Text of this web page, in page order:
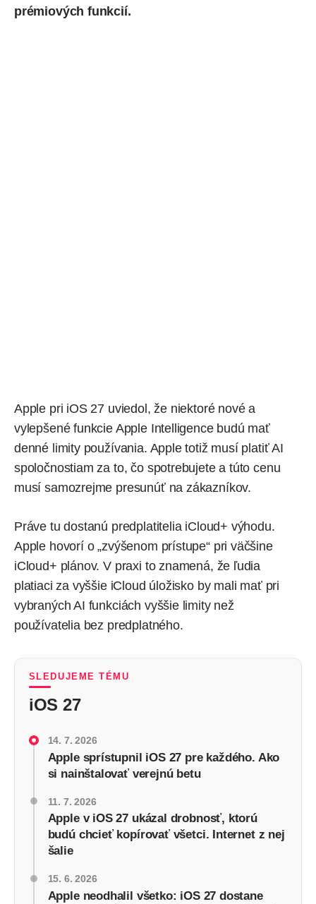
prémiových funkcií.
Apple pri iOS 27 uviedol, že niektoré nové a
vylepšené funkcie Apple Intelligence budú mať
denné limity používania. Apple totiž musí platiť AI
spoločnostiam za to, čo spotrebujete a túto cenu
musí samozrejme presunúť na zákazníkov.
Práve tu dostanú predplatitelia iCloud+ výhodu.
Apple hovorí o „zvýšenom prístupe“ pri väčšine
iCloud+ plánov. V praxi to znamená, že ľudia
platiaci za vyššie iCloud úložisko by mali mať pri
vybraných AI funkciách vyššie limity než
používatelia bez predplatného.
SLEDUJEME TÉMU
iOS 27
14. 7. 2026
Apple sprístupnil iOS 27 pre každého. Ako
si nainštalovať verejnú betu
11. 7. 2026
Apple v iOS 27 ukázal drobnosť, ktorú
budú chcieť kopírovať všetci. Internet z nej
šalie
15. 6. 2026
Apple neodhalil všetko: iOS 27 dostane